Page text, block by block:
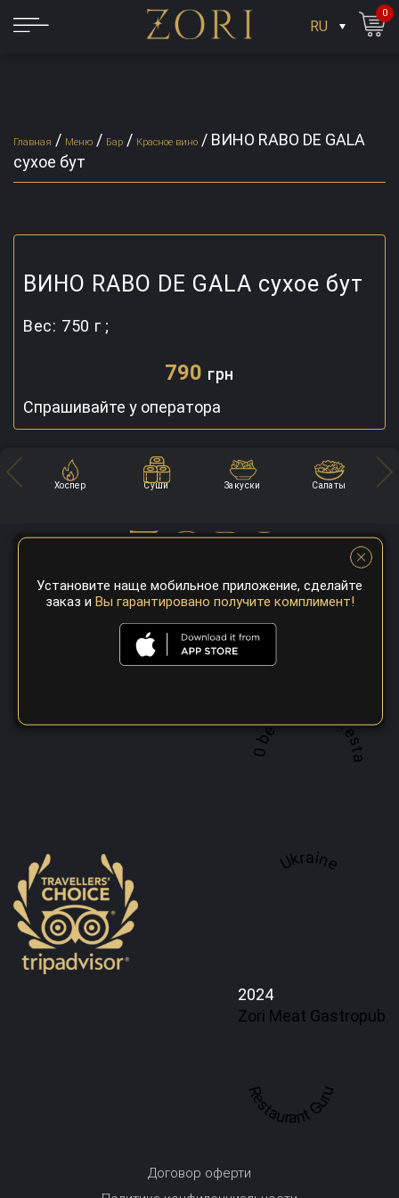
RU
0
Главная / Меню / Бар / Красное вино / ВИНО RABO DE GALA
сухое бут
ВИНО RABO DE GALA сухое бут
Вес: 750 г ;
790 грн
Спрашивайте у оператора
Хоспер Суши Закуски Салаты
A top 100 best steaks restaurant in
Ukraine
2024
Zori Meat Gastropub
Restaurant Guru
Договор оферти
Установите наще мобильное приложение, сделайте
заказ и Вы гарантировано получите комплимент!